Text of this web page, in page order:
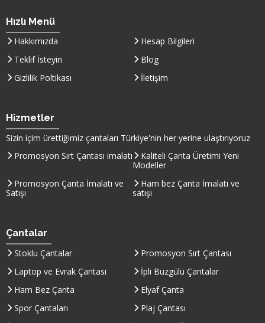
Hızlı Menü
Hakkımızda
Hesap Bilgileri
Teklif İsteyin
Blog
Gizlilik Poltikası
İletişim
Hizmetler
Sizin içim ürettiğimiz çantaları Türkiye'nin her yerine ulaştırıyoruz
Promosyon Sırt Çantası imalatı
Kaliteli Çanta Üretimi Yeni
Modeller
Promosyon Çanta İmalatı ve
Satışı
Ham bez Çanta İmalatı ve
satışı
Çantalar
Stoklu Çantalar
Promosyon Sırt Çantası
Laptop ve Evrak Çantası
İpli Büzgülü Çantalar
Ham Bez Çanta
Elyaf Çanta
Spor Çantaları
Plaj Çantası